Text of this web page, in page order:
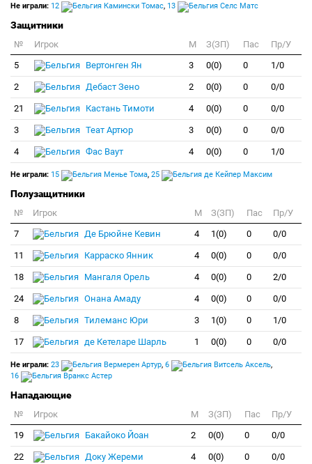
Не играли: 12 Камински Томас, 13 Селс Матс
Защитники
№ Игрок M З(ЗП) Пас
Пр/У
5
Вертонген Ян 3 0(0) 0 1/0
2 Дебаст Зено 2 0(0) 0 0/0
21 Кастань Тимоти 4 0(0) 0 0/0
3 Теат Артюр 3 0(0) 0 0/0
4 Фас Ваут 4 0(0) 0 1/0
Не играли: 15 Менье Тома, 25 де Кейпер Максим
Полузащитники
№ Игрок M З(ЗП) Пас
Пр/У
7
Де Брюйне Кевин 4 1(0) 0 0/0
11 Карраско Янник 4 0(0) 0 0/0
18 Мангаля Орель 4 0(0) 0 2/0
24 Онана Амаду 4 0(0) 0 0/0
8 Тилеманс Юри 3 1(0) 0 1/0
17 де Кетеларе Шарль 1 0(0) 0 0/0
Не играли: 23 Вермерен Артур, 6 Витсель Аксель,
16
Вранкс Астер
Нападающие
№ Игрок M З(ЗП) Пас
Пр/У
19
Бакайоко Йоан 2 0(0) 0 0/0
22 Доку Жереми 4 0(0) 0 0/0